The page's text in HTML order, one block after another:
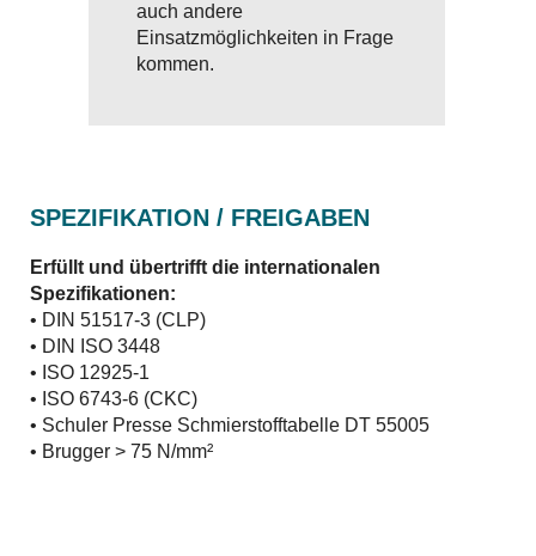
auch andere
Einsatzmöglichkeiten in Frage
kommen.
SPEZIFIKATION / FREIGABEN
Erfüllt und übertrifft die internationalen
Spezifikationen:
• DIN 51517-3 (CLP)
• DIN ISO 3448
• ISO 12925-1
• ISO 6743-6 (CKC)
• Schuler Presse Schmierstofftabelle DT 55005
• Brugger > 75 N/mm²